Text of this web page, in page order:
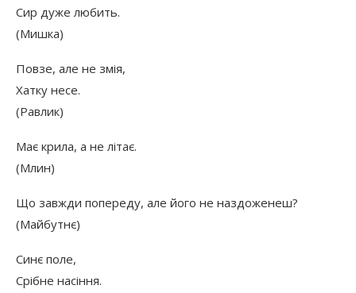
Сир дуже любить.
(Мишка)
Повзе, але не змія,
Хатку несе.
(Равлик)
Має крила, а не літає.
(Млин)
Що завжди попереду, але його не наздоженеш?
(Майбутнє)
Синє поле,
Срібне насіння.